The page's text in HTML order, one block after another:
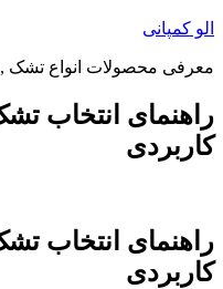
پرش
محتوا
الو کمپانی
معرفی محصولات انواع تشک
راهنمای انتخاب
کاربردی
راهنمای انتخاب
کاربردی